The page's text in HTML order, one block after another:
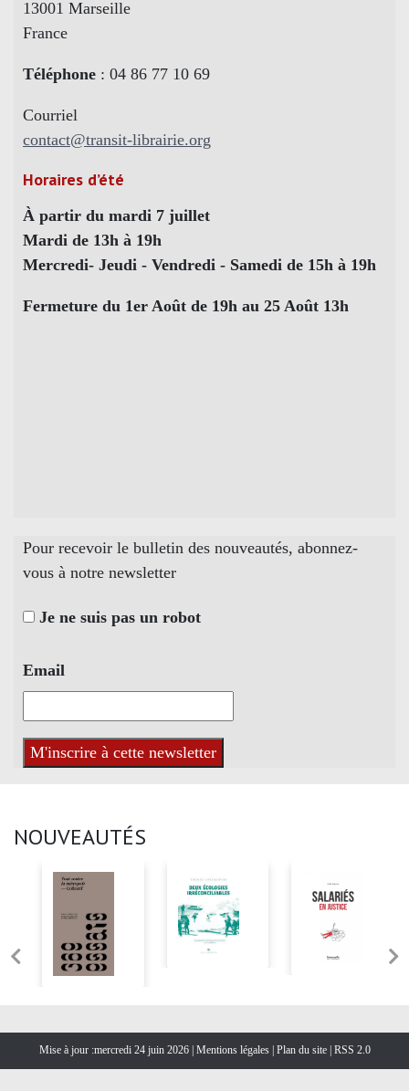
13001 Marseille
France
Téléphone : 04 86 77 10 69
Courriel
contact@transit-librairie.org
Horaires d’été
À partir du mardi 7 juillet
Mardi de 13h à 19h
Mercredi- Jeudi - Vendredi - Samedi de 15h à 19h
Fermeture du 1er Août de 19h au 25 Août 13h
Pour recevoir le bulletin des nouveautés, abonnez-
vous à notre newsletter
Je ne suis pas un robot
Email
NOUVEAUTÉS
Mise à jour :mercredi 24 juin 2026 | Mentions légales Plan du site RSS 2.0